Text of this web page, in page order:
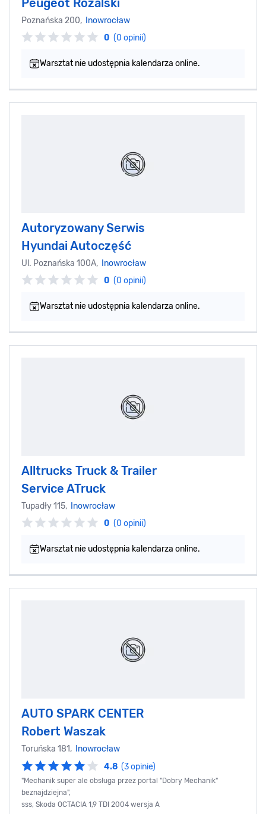
Peugeot Różalski
Poznańska 200,
Inowrocław
0 (0 opinii)
Warsztat nie udostępnia kalendarza online.
Autoryzowany Serwis
Hyundai Autoczęść
Ul. Poznańska 100A,
Inowrocław
0 (0 opinii)
Warsztat nie udostępnia kalendarza online.
Alltrucks Truck & Trailer
Service ATruck
Tupadły 115,
Inowrocław
0 (0 opinii)
Warsztat nie udostępnia kalendarza online.
AUTO SPARK CENTER
Robert Waszak
Toruńska 181, Inowrocław
4.8 (3 opinie)
"Mechanik super ale obsługa przez portal "Dobry Mechanik"
beznajdziejna",
sss, Skoda OCTACIA 1,9 TDI 2004 wersja A